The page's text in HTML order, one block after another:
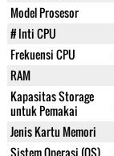
Model Prosesor
# Inti CPU
Frekuensi CPU
RAM
Kapasitas Storage
untuk Pemakai
Jenis Kartu Memori
Sistem Operasi (OS)